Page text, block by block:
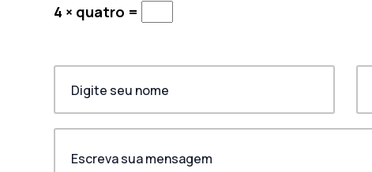
4 × quatro =